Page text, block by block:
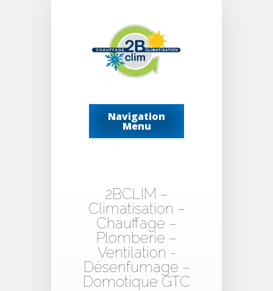
Navigation
Menu
2BCLIM –
Climatisation –
Chauffage –
Plomberie –
Ventilation -
Désenfumage –
Domotique GTC